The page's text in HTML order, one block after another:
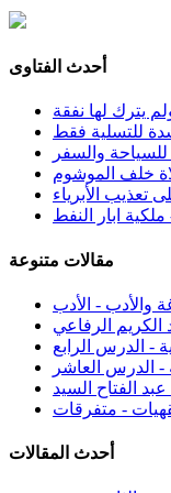
أحدث الفتاوى
يترك لها نفقة
للتسلية فقط
والسفر
خلف الموشوم
مقالات متنوعة
والأدب - الأدب
الكريم الرفاعي
- الدرس الرابع
- الدرس العاشر
الفتاح السيد
- متفرقات
أحدث المقالات